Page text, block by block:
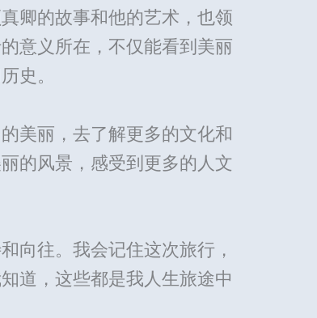
卿的故事和他的艺术，也领
意义所在，不仅能看到美丽
史。
美丽，去了解更多的文化和
的风景，感受到更多的人文
向往。我会记住这次旅行，
道，这些都是我人生旅途中